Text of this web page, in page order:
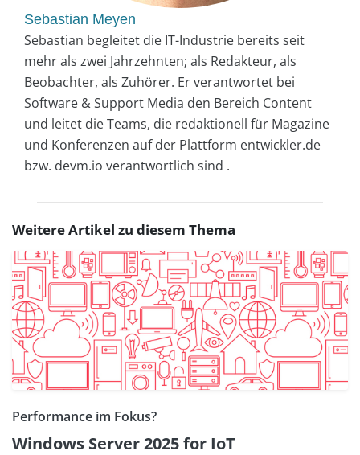
Sebastian Meyen
Sebastian begleitet die IT-Industrie bereits seit
mehr als zwei Jahrzehnten; als Redakteur, als
Beobachter, als Zuhörer. Er verantwortet bei
Software & Support Media den Bereich Content
und leitet die Teams, die redaktionell für Magazine
und Konferenzen auf der Plattform entwickler.de
bzw. devm.io verantwortlich sind .
Weitere Artikel zu diesem Thema
Performance im Fokus?
Windows Server 2025 for IoT